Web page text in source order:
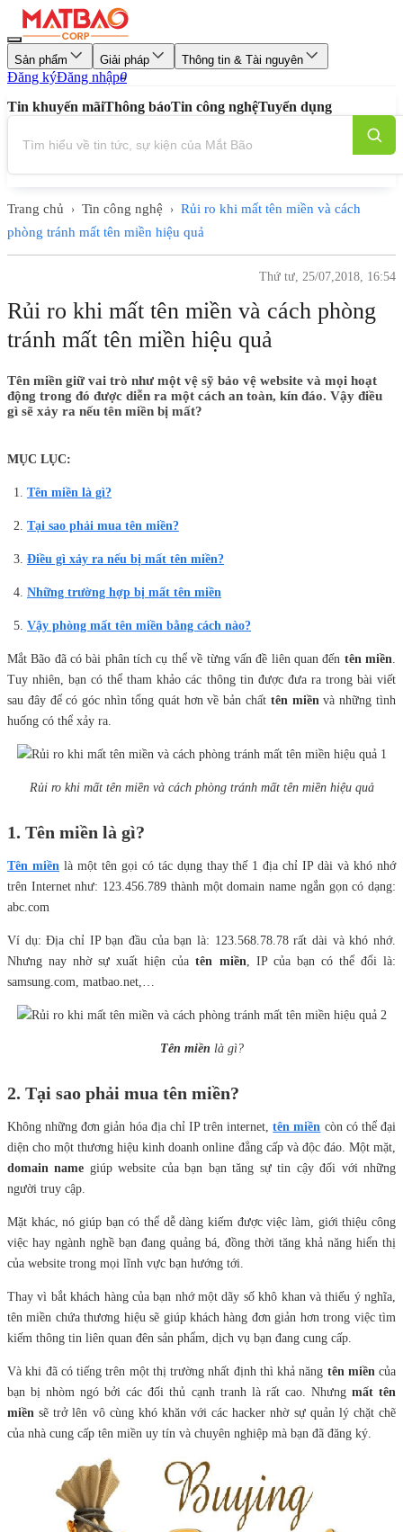
Sản phẩm Giải pháp Thông tin & Tài nguyên
Đăng kýĐăng nhập0
Tin khuyến mãiThông báoTin công nghệTuyển dụng
Trang chủ › Tin công nghệ › Rủi ro khi mất tên miền và cách
phòng tránh mất tên miền hiệu quả
Thứ tư, 25/07,2018, 16:54
Rủi ro khi mất tên miền và cách phòng
tránh mất tên miền hiệu quả
Tên miền giữ vai trò như một vệ sỹ bảo vệ website và mọi hoạt
động trong đó được diễn ra một cách an toàn, kín đáo. Vậy điều
gì sẽ xảy ra nếu tên miền bị mất?
MỤC LỤC:
Tên miền là gì?
Tại sao phải mua tên miền?
Điều gì xảy ra nếu bị mất tên miền?
Những trường hợp bị mất tên miền
Vậy phòng mất tên miền bằng cách nào?
Mắt Bão đã có bài phân tích cụ thể về từng vấn đề liên quan đến tên miền.
Tuy nhiên, bạn có thể tham khảo các thông tin được đưa ra trong bài viết
sau đây để có góc nhìn tổng quát hơn về bản chất tên miềnvà những tình
huống có thể xảy ra.
Rủi ro khi mất tên miền và cách phòng tránh mất tên miền hiệu quả
1. Tên miền là gì?
Tên miềnlà một tên gọi có tác dụng thay thế 1 địa chỉ IP dài và khó nhớ
trên Internet như: 123.456.789 thành một domain name ngắn gọn có dạng:
abc.com
Ví dụ: Địa chỉ IP bạn đầu của bạn là: 123.568.78.78 rất dài và khó nhớ.
Nhưng nay nhờ sự xuất hiện củatên miền, IP của bạn có thể đổi là:
samsung.com, matbao.net,…
Tên miền là gì?
2. Tại sao phải mua tên miền?
Không những đơn giản hóa địa chỉ IP trên internet,tên miền còn có thể đại
diện cho một thương hiệu kinh doanh online đẳng cấp và độc đáo. Một mặt,
domain name giúp website của bạn bạn tăng sự tin cậy đối với những
người truy cập.
Mặt khác, nó giúp bạn có thể dễ dàng kiếm được việc làm, giới thiệu công
việc hay ngành nghề bạn đang quảng bá, đồng thời tăng khả năng hiển thị
của website trong mọi lĩnh vực bạn hướng tới.
Thay vì bắt khách hàng của bạn nhớ một dãy số khô khan và thiếu ý nghĩa,
tên miền chứa thương hiệu sẽ giúp khách hàng đơn giản hơn trong việc tìm
kiếm thông tin liên quan đên sản phẩm, dịch vụ bạn đang cung cấp.
Và khi đã có tiếng trên một thị trường nhất định thì khả năng tên miềncủa
bạn bị nhòm ngó bởi các đối thủ cạnh tranh là rất cao. Nhưng mất tên
miền sẽ trở lên vô cùng khó khăn với các hacker nhờ sự quản lý chặt chẽ
của nhà cung cấp tên miền uy tín và chuyên nghiệp mà bạn đã đăng ký.